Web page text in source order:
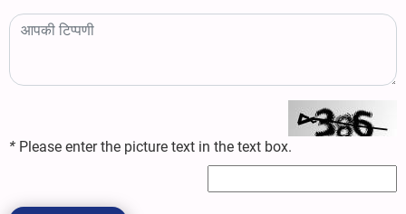
* Please enter the picture text in the text box.